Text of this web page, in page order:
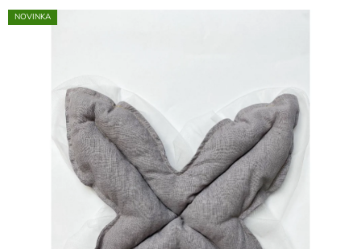
produktu
hviezdičiek.
NOVINKA